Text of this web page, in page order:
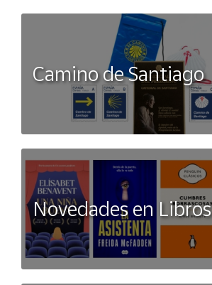
Camino de Santiago
Novedades en Libros